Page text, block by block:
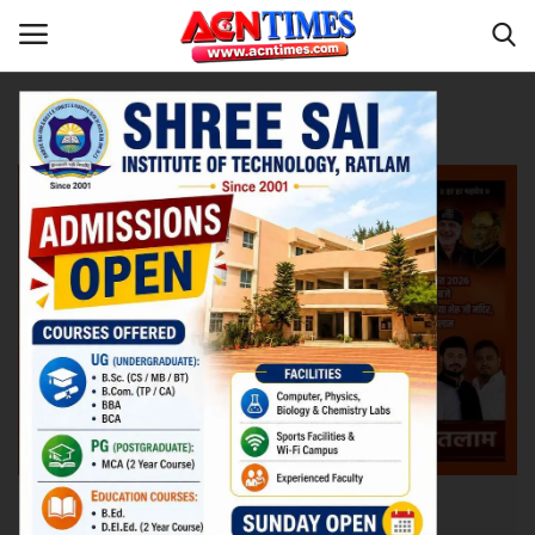
Home
Contact
नीर_का_तीर
मध्यप्रदेश
विदेश
उत्तर प्रदेश
Tag:Ujjain
धर्म-संस्कृति